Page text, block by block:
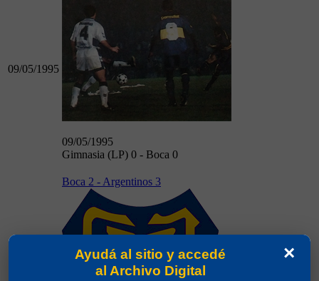
09/05/1995
09/05/1995
Gimnasia (LP) 0 - Boca 0
Boca 2 - Argentinos 3
×
Ayudá al sitio y accedé
al Archivo Digital